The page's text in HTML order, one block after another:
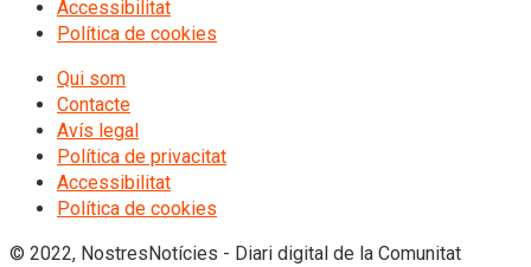
Accessibilitat
Política de cookies
Qui som
Contacte
Avís legal
Política de privacitat
Accessibilitat
Política de cookies
© 2022, NostresNotícies - Diari digital de la Comunitat